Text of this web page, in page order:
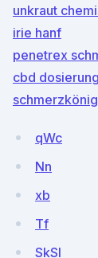
unkraut
irie hanf
penetrex
cbd
qWc
Nn
xb
Tf
SkSI